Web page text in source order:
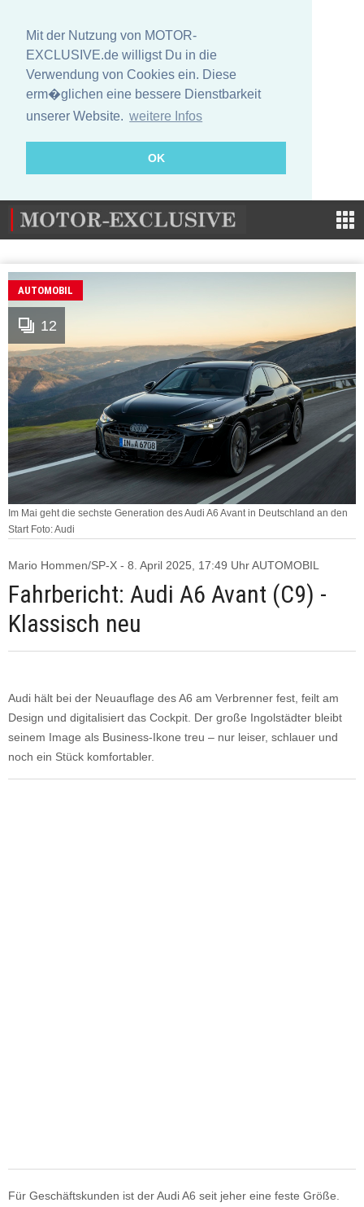
Mit der Nutzung von MOTOR-
EXCLUSIVE.de willigst Du in die
Verwendung von Cookies ein. Diese
erm�glichen eine bessere Dienstbarkeit
unserer Website. weitere Infos
OK
12
Im Mai geht die sechste Generation des Audi A6 Avant in Deutschland an den
Start Foto: Audi
AUTOMOBIL
Mario Hommen/SP-X - 8. April 2025, 17:49 Uhr AUTOMOBIL
Fahrbericht: Audi A6 Avant (C9) -
Klassisch neu
Audi hält bei der Neuauflage des A6 am Verbrenner fest, feilt am
Design und digitalisiert das Cockpit. Der große Ingolstädter bleibt
seinem Image als Business-Ikone treu – nur leiser, schlauer und
noch ein Stück komfortabler.
Für Geschäftskunden ist der Audi A6 seit jeher eine feste Größe.